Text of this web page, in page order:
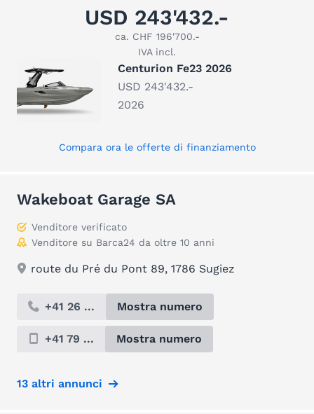
USD 243'432.-
ca. CHF 196'700.-
IVA incl.
Centurion Fe23 2026
USD 243'432.-
2026
Compara ora le offerte di finanziamento
Wakeboat Garage SA
Venditore verificato
Venditore su Barca24 da oltre 10 anni
route du Pré du Pont 89, 1786 Sugiez
+41 26 ... Mostra numero
+41 79 ... Mostra numero
13 altri annunci